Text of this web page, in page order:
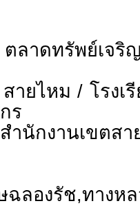
ตลาดทรัพย์เจริ
ายไหม / โรงเ
ร
ำนักงานเขตสา
ฉลองรัช,ทางห